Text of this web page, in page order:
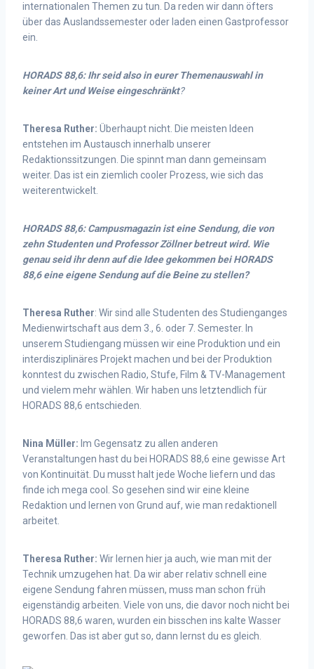
internationalen Themen zu tun. Da reden wir dann öfters
über das Auslandssemester oder laden einen Gastprofessor
ein.
HORADS 88,6: Ihr seid also in eurer Themenauswahl in
keiner Art und Weise eingeschränkt?
Theresa Ruther: Überhaupt nicht. Die meisten Ideen
entstehen im Austausch innerhalb unserer
Redaktionssitzungen. Die spinnt man dann gemeinsam
weiter. Das ist ein ziemlich cooler Prozess, wie sich das
weiterentwickelt.
HORADS 88,6: Campusmagazin ist eine Sendung, die von
zehn Studenten und Professor Zöllner betreut wird. Wie
genau seid ihr denn auf die Idee gekommen bei HORADS
88,6 eine eigene Sendung auf die Beine zu stellen?
Theresa Ruther: Wir sind alle Studenten des Studienganges
Medienwirtschaft aus dem 3., 6. oder 7. Semester. In
unserem Studiengang müssen wir eine Produktion und ein
interdisziplinäres Projekt machen und bei der Produktion
konntest du zwischen Radio, Stufe, Film & TV-Management
und vielem mehr wählen. Wir haben uns letztendlich für
HORADS 88,6 entschieden.
Nina Müller: Im Gegensatz zu allen anderen
Veranstaltungen hast du bei HORADS 88,6 eine gewisse Art
von Kontinuität. Du musst halt jede Woche liefern und das
finde ich mega cool. So gesehen sind wir eine kleine
Redaktion und lernen von Grund auf, wie man redaktionell
arbeitet.
Theresa Ruther: Wir lernen hier ja auch, wie man mit der
Technik umzugehen hat. Da wir aber relativ schnell eine
eigene Sendung fahren müssen, muss man schon früh
eigenständig arbeiten. Viele von uns, die davor noch nicht bei
HORADS 88,6 waren, wurden ein bisschen ins kalte Wasser
geworfen. Das ist aber gut so, dann lernst du es gleich.